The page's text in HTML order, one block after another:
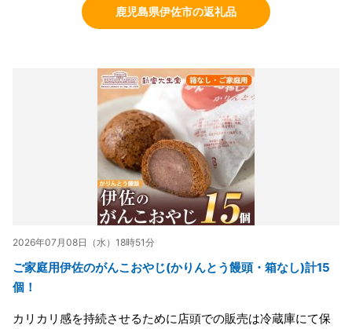
鹿児島県伊佐市の返礼品
2026年07月08日（水）18時51分
ご家庭用伊佐のがんこおやじ(かりんとう饅頭・箱なし)計15
個！
カリカリ感を持続させるために店頭での販売は冷蔵庫にて保